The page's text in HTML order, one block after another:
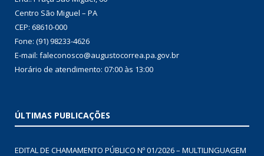
Centro São Miguel – PA
CEP: 68610-000
Fone: (91) 98233-4626
E-mail: faleconosco@augustocorrea.pa.gov.br
Horário de atendimento: 07:00 às 13:00
ÚLTIMAS PUBLICAÇÕES
EDITAL DE CHAMAMENTO PÚBLICO Nº 01/2026 – MULTILINGUAGEM